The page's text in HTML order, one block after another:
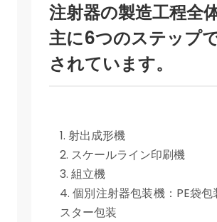
注射器の製造工程全体
主に6つのステップ
されています。
1. 射出成形機
2. スケールライン印刷機
3. 組立機
4. 個別注射器包装機：PE袋包
スター包装